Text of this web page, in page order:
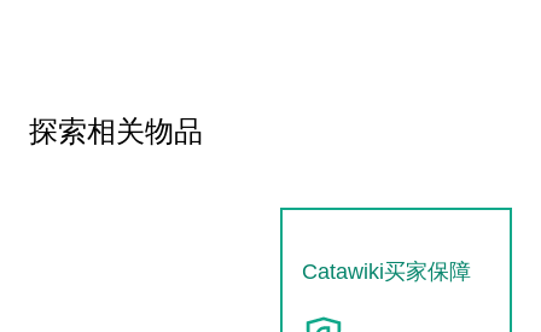
探索相关物品
Catawiki买家保障